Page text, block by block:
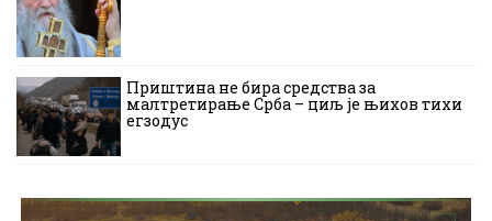
Приштина не бира средства за
малтретирање Срба – циљ је њихов тихи
егзодус